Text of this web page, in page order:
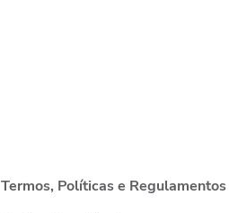
Termos, Políticas e Regulamentos